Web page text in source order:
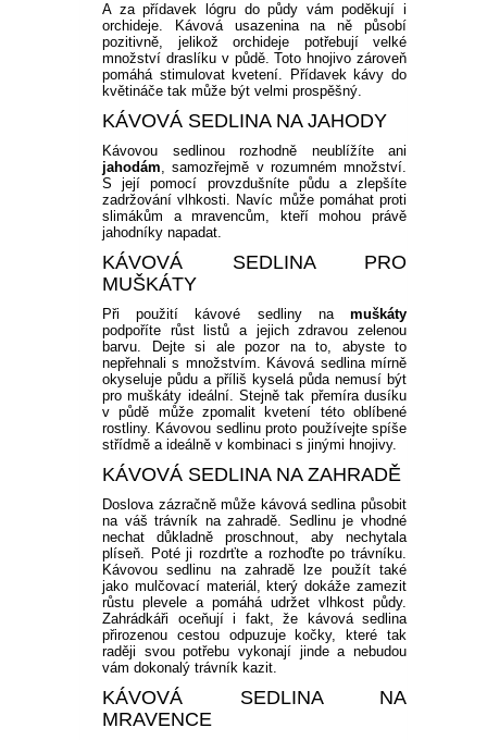
A za přídavek lógru do půdy vám poděkují i
orchideje. Kávová usazenina na ně působí
pozitivně, jelikož orchideje potřebují velké
množství draslíku v půdě. Toto hnojivo zároveň
pomáhá stimulovat kvetení. Přídavek kávy do
květináče tak může být velmi prospěšný.
KÁVOVÁ SEDLINA NA JAHODY
Kávovou sedlinou rozhodně neublížíte ani
jahodám, samozřejmě v rozumném množství.
S její pomocí provzdušníte půdu a zlepšíte
zadržování vlhkosti. Navíc může pomáhat proti
slimákům a mravencům, kteří mohou právě
jahodníky napadat.
KÁVOVÁ SEDLINA PRO
MUŠKÁTY
Při použití kávové sedliny na muškáty
podpoříte růst listů a jejich zdravou zelenou
barvu. Dejte si ale pozor na to, abyste to
nepřehnali s množstvím. Kávová sedlina mírně
okyseluje půdu a příliš kyselá půda nemusí být
pro muškáty ideální. Stejně tak přemíra dusíku
v půdě může zpomalit kvetení této oblíbené
rostliny. Kávovou sedlinu proto používejte spíše
střídmě a ideálně v kombinaci s jinými hnojivy.
KÁVOVÁ SEDLINA NA ZAHRADĚ
Doslova zázračně může kávová sedlina působit
na váš trávník na zahradě. Sedlinu je vhodné
nechat důkladně proschnout, aby nechytala
plíseň. Poté ji rozdrťte a rozhoďte po trávníku.
Kávovou sedlinu na zahradě lze použít také
jako mulčovací materiál, který dokáže zamezit
růstu plevele a pomáhá udržet vlhkost půdy.
Zahrádkáři oceňují i fakt, že kávová sedlina
přirozenou cestou odpuzuje kočky, které tak
raději svou potřebu vykonají jinde a nebudou
vám dokonalý trávník kazit.
KÁVOVÁ SEDLINA NA
MRAVENCE